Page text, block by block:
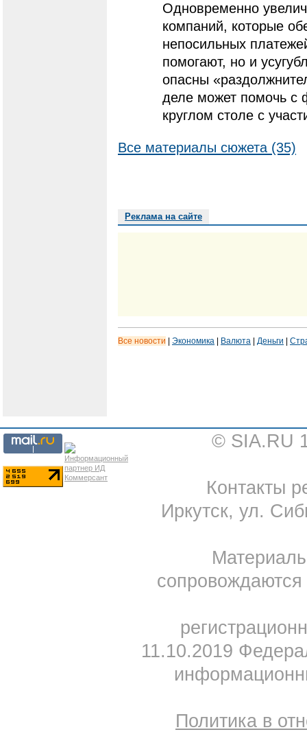
Одновременно
компаний, которые
непосильных
помогают, но и
опасны
деле может помочь с
круглом столе с
Все материалы сюжета (35)
Реклама на сайте
Все новости Экономика Валюта Деньги
© SIA.RU
Контакты
Иркутск, ул.
11.10.2019
Политика в